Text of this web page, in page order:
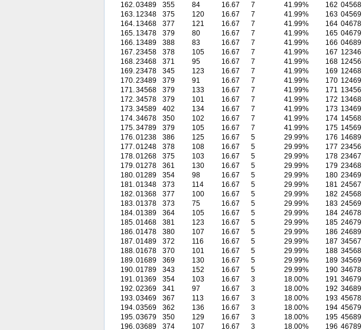
162.03489 355 84 16.67 7
41.99%
163. 12348 375 120 16.67 7
41.99%
164. 13468 377 121 16.67 7
41.99%
165. 13478 379 80 16.67 7
41.99%
166. 13489 388 83 16.67 7
41.99%
167.23458 378 105 16.67 7
41.99%
168.23468 371 95 16.67 7
41.99%
169.23478 345 123 16.67 7
41.99%
170.23489 379 91 16.67 7
41.99%
171.34568 379 133 16.67 7
41.99%
172.34578 379 101 16.67 7
41.99%
173.34589 402 134 16.67 7
41.99%
174.34678 350 102 16.67 7
41.99%
175.34789 379 105 16.67 7
41.99%
176.01238 386 125 16.67 5
29.99%
177.01248 378 108 16.67 5
29.99%
178.01268 375 103 16.67 5
29.99%
179.01278 361 130 16.67 5
29.99%
180.01289 354 98 16.67 5
29.99%
181.01348 373 114 16.67 5
29.99%
182.01368 377 100 16.67 5
29.99%
183.01378 373 75 16.67 5
29.99%
184.01389 364 105 16.67 5
29.99%
185.01468 381 123 16.67 5
29.99%
186.01478 380 107 16.67 5
29.99%
187.01489 372 116 16.67 5
29.99%
188.01678 370 101 16.67 5
29.99%
189.01689 369 130 16.67 5
29.99%
190.01789 343 152 16.67 5
29.99%
191.01369 354 103 16.67 3
18.00%
192.02369 341 97 16.67 3
18.00%
193.03469 367 113 16.67 3
18.00%
194.03569 362 136 16.67 3
18.00%
195.03679 350 129 16.67 3
18.00%
196.03689 374 107 16.67 3 18.00%
162 04568
163 04569
164 04678
165 04679
166 04689
167 12346
168 12456
169 12468
170 12469
171 13456
172 13468
173 13469
174 14568
175 14569
176 14689
177 23456
178 23467
179 23468
180 23469
181 24567
182 24568
183 24569
184 24678
185 24679
186 24689
187 34567
188 34568
189 34569
190 34678
191 34679
192 34689
193 45678
194 45679
195 45689
196 46789